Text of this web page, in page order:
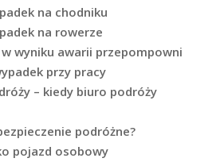
na chodniku
na rowerze
wyniku awarii przepompowni
przy pracy
– kiedy biuro podróży
podróżne?
pojazd osobowy